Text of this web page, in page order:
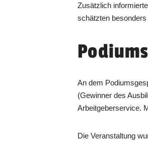
Zusätzlich
schätzten
An dem
(Gewinner des
Arbeitgeberservice.
Die Veranstaltung